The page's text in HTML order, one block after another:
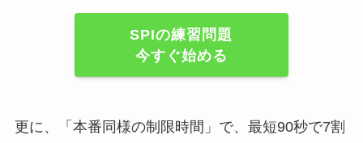
SPIの練習問題
今すぐ始める
更に、「本番同様の制限時間」で、最短90秒で7割